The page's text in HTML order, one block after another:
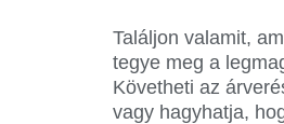
Találjon valamit,
tegye meg a
Követheti az
vagy hagyhatja,